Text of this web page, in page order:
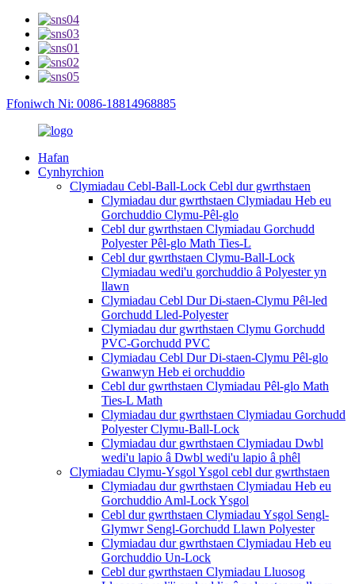
Ffoniwch Ni: 0086-18814968885
Hafan
Cynhyrchion
Clymiadau Cebl-Ball-Lock Cebl dur gwrthstaen
Clymiadau dur gwrthstaen Clymiadau Heb eu
Gorchuddio Clymu-Pêl-glo
Cebl dur gwrthstaen Clymiadau Gorchudd
Polyester Pêl-glo Math Ties-L
Cebl dur gwrthstaen Clymu-Ball-Lock
Clymiadau wedi'u gorchuddio â Polyester yn
llawn
Clymiadau Cebl Dur Di-staen-Clymu Pêl-led
Gorchudd Lled-Polyester
Clymiadau dur gwrthstaen Clymu Gorchudd
PVC-Gorchudd PVC
Clymiadau Cebl Dur Di-staen-Clymu Pêl-glo
Gwanwyn Heb ei orchuddio
Cebl dur gwrthstaen Clymiadau Pêl-glo Math
Ties-L Math
Clymiadau dur gwrthstaen Clymiadau Gorchudd
Polyester Clymu-Ball-Lock
Clymiadau dur gwrthstaen Clymiadau Dwbl
wedi'u lapio â Dwbl wedi'u lapio â phêl
Clymiadau Clymu-Ysgol Ysgol cebl dur gwrthstaen
Clymiadau dur gwrthstaen Clymiadau Heb eu
Gorchuddio Aml-Lock Ysgol
Cebl dur gwrthstaen Clymiadau Ysgol Sengl-
Glymwr Sengl-Gorchudd Llawn Polyester
Clymiadau dur gwrthstaen Clymiadau Heb eu
Gorchuddio Un-Lock
Cebl dur gwrthstaen Clymiadau Lluosog